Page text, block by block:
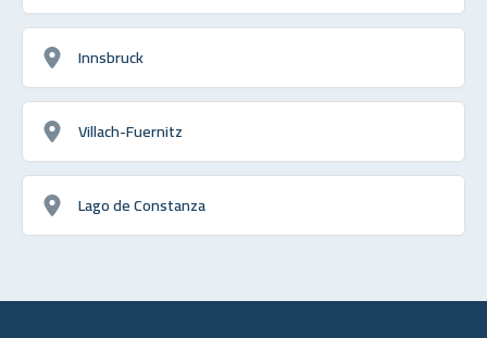
Innsbruck
Villach-Fuernitz
Lago de Constanza